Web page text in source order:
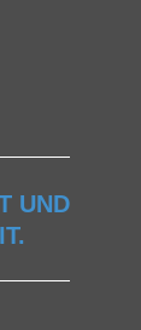
UND